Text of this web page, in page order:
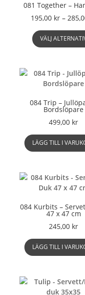
081 Together –
195,00 kr –
VÄLJ
084 Trip –
Bordslöpare
499,00 kr
LÄGG TILL I
084 Kurbits –
47 x 47 cm
245,00 kr
LÄGG TILL I